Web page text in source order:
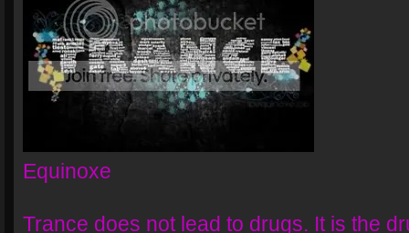
Equinoxe
Trance does not lead to drugs. It is the